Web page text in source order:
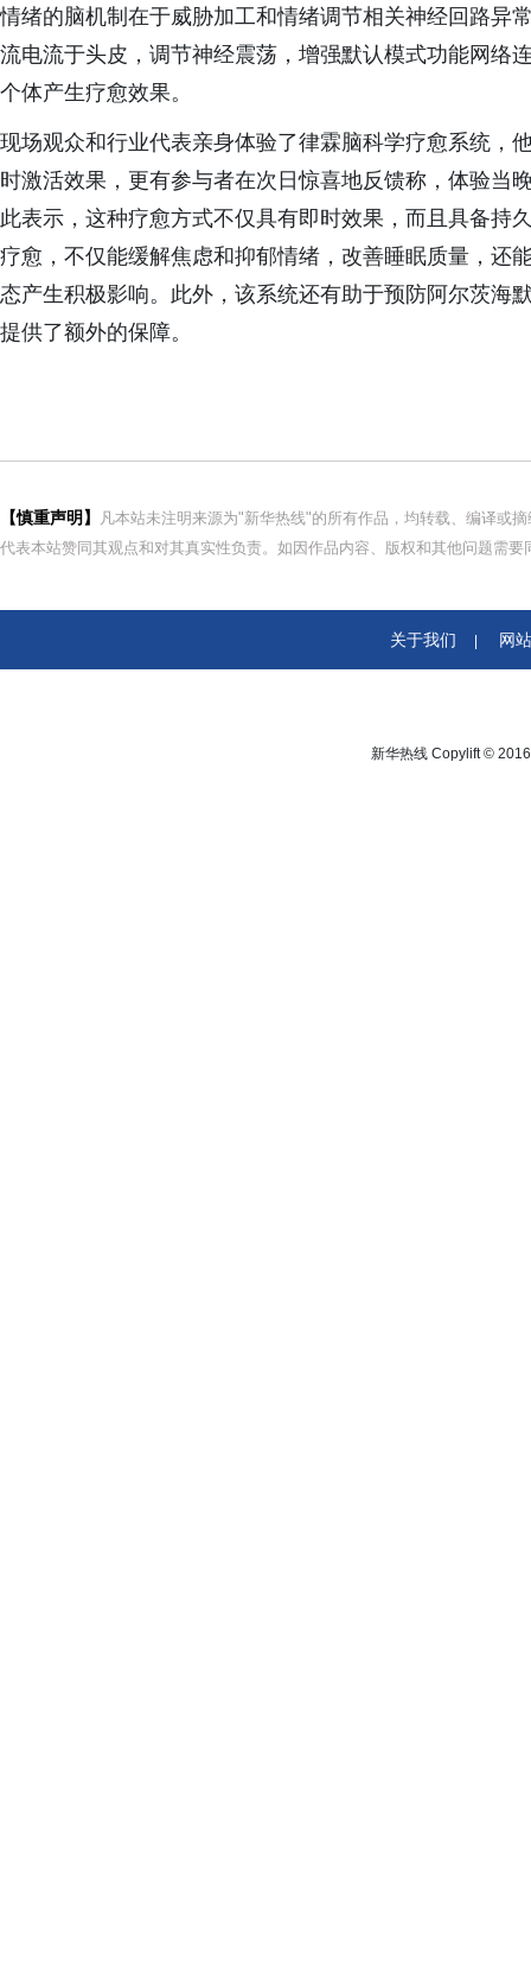
情绪的脑机制在于威胁加工和情绪调节相关神经回路异
流电流于头皮，调节神经震荡，增强默认模式功能网络
个体产生疗愈效果。
现场观众和行业代表亲身体验了律霖脑科学疗愈系统，
时激活效果，更有参与者在次日惊喜地反馈称，体验当
此表示，这种疗愈方式不仅具有即时效果，而且具备持
疗愈，不仅能缓解焦虑和抑郁情绪，改善睡眠质量，还
态产生积极影响。此外，该系统还有助于预防阿尔茨海
提供了额外的保障。
【慎重声明】
凡本站未注明来源为"新华热线"的所有作品，均转载、编译或
代表本站赞同其观点和对其真实性负责。如因作品内容、版权和其他问题需
关于我们 网
新华热线 Copylift ©